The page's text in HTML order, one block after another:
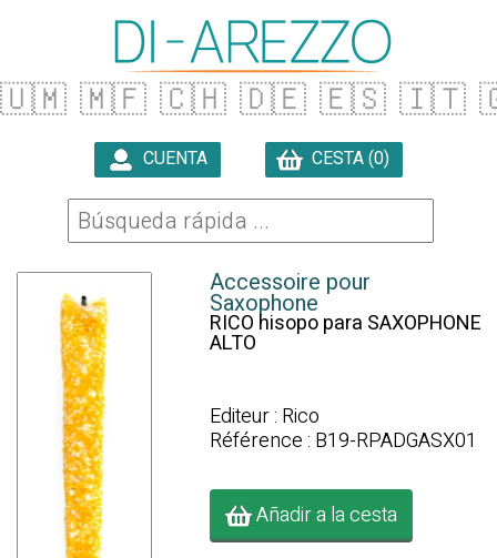
🇺🇲 🇲🇫 🇨🇭 🇩🇪 🇪🇸 🇮🇹
CUENTA CESTA (0)
Accessoire pour
Saxophone
RICO hisopo para SAXOPHONE
ALTO
Editeur : Rico
Référence : B19-RPADGASX01
Añadir a la cesta